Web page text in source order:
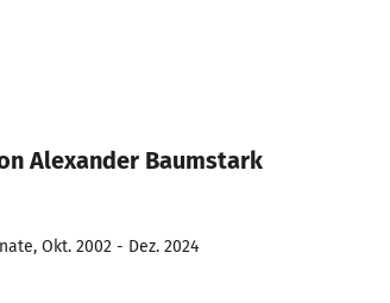
Alexander Baumstark
Okt. 2002 - Dez. 2024